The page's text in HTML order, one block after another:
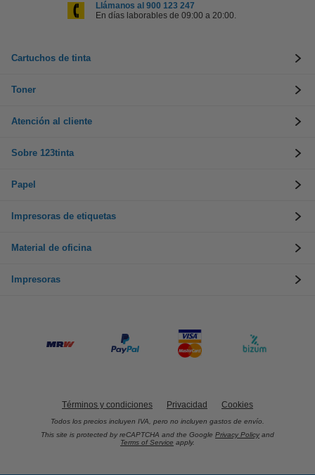
Llámanos al 900 123 247
En días laborables de 09:00 a 20:00.
Cartuchos de tinta
Toner
Atención al cliente
Sobre 123tinta
Papel
Impresoras de etiquetas
Material de oficina
Impresoras
Términos y condiciones Privacidad Cookies
Todos los precios incluyen IVA, pero no incluyen gastos de envío.
This site is protected by reCAPTCHA and the Google Privacy Policy and
Terms of Service apply.